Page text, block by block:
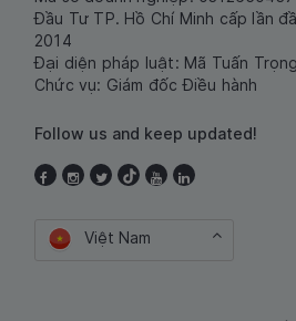
Đầu Tư TP. Hồ Chí Minh cấp lần
2014
Đại diện pháp luật: Mã Tuấn Trọng
Chức vụ: Giám đốc Điều hành
Follow us and keep updated!
Việt Nam